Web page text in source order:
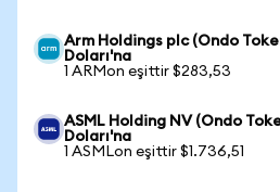
Arm Holdings plc (Ondo
Doları'na
1 ARMon eşittir $283,53
ASML Holding NV (Ondo
Doları'na
1 ASMLon eşittir $1.736,51